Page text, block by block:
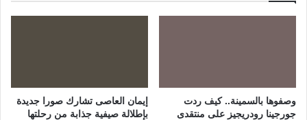
وصفوها بالسمينة.. كيف ردت
جورجينا رودريجيز على منتقدى
إيمان العاصى تشارك صورا جديدة
بإطلالة صيفية جذابة من رحلتها